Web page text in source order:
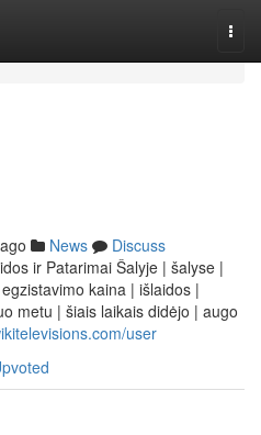
News
Discuss
ir Patarimai Šalyje | šalyse |
kaina | išlaidos |
metu | šiais laikais didėjo | augo
user